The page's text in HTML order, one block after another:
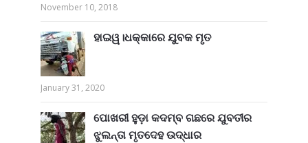
November 10, 2018
ହାଇୱ।ଧକ୍କାରେ ଯୁବକ ମୃତ
January 31, 2020
ପୋଖରୀ ହୁଡ଼ା କଦମ୍ବ ଗଛରେ ଯୁବତୀର
ଝୁଲନ୍ତା ମୃତଦେହ ଉଦ୍ଧାର